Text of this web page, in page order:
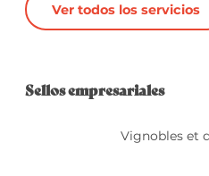
Ver todos los servicios
Oferta
Sellos empresariales
Sellos empresariales
Vignobles et